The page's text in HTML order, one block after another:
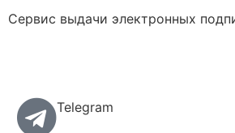
Сервис выдачи электронных
Telegram